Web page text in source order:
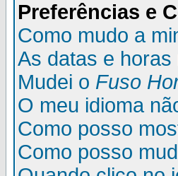
Preferências e
Como mudo a
As datas e
Mudei o Fuso
O meu idioma
Como posso
Como posso